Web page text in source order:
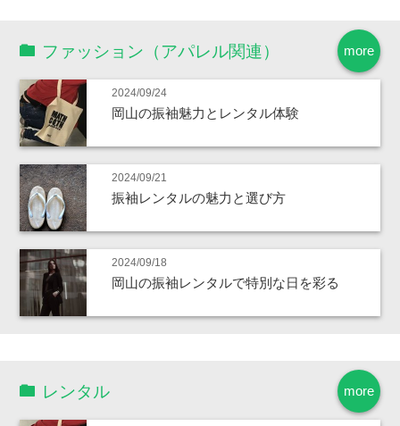
more
ファッション（アパレル関連）
2024/09/24
岡山の振袖魅力とレンタル体験
2024/09/21
振袖レンタルの魅力と選び方
2024/09/18
岡山の振袖レンタルで特別な日を彩る
more
レンタル